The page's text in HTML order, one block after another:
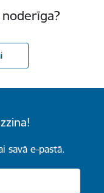
savā e-pastā.